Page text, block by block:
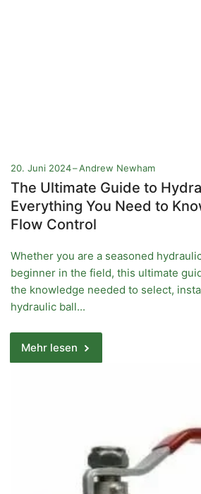
20. Juni 2024 Andrew Newham
The Ultimate Guide to
Everything You Need to
Flow Control
Whether you are a seasoned
beginner in the field, this ultimate
the knowledge needed to select,
hydraulic ball...
Mehr lesen